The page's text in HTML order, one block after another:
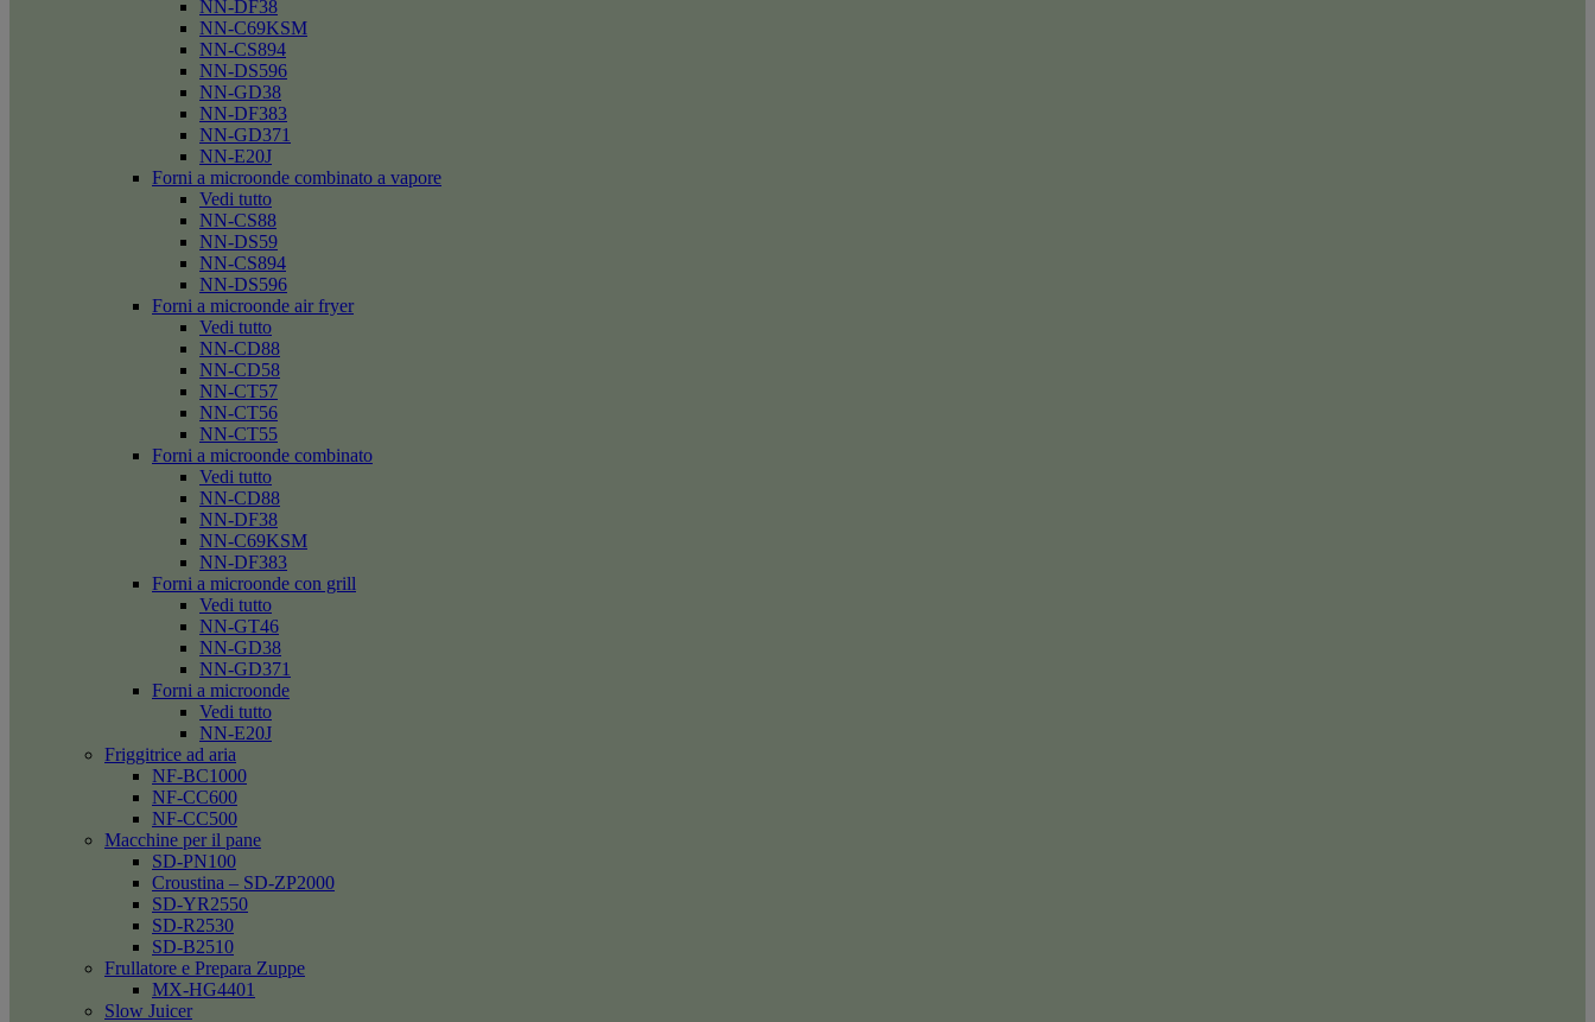
NN-DF38
NN-C69KSM
NN-CS894
NN-DS596
NN-GD38
NN-DF383
NN-GD371
NN-E20J
Forni a microonde combinato a vapore
Vedi tutto
NN-CS88
NN-DS59
NN-CS894
NN-DS596
Forni a microonde air fryer
Vedi tutto
NN-CD88
NN-CD58
NN-CT57
NN-CT56
NN-CT55
Forni a microonde combinato
Vedi tutto
NN-CD88
NN-DF38
NN-C69KSM
NN-DF383
Forni a microonde con grill
Vedi tutto
NN-GT46
NN-GD38
NN-GD371
Forni a microonde
Vedi tutto
NN-E20J
Friggitrice ad aria
NF-BC1000
NF-CC600
NF-CC500
Macchine per il pane
SD-PN100
Croustina – SD-ZP2000
SD-YR2550
SD-R2530
SD-B2510
Frullatore e Prepara Zuppe
MX-HG4401
Slow Juicer